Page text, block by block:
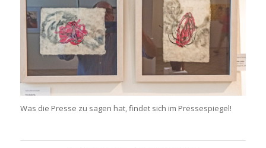
Was die Presse zu sagen hat, findet sich im Pressespiegel!